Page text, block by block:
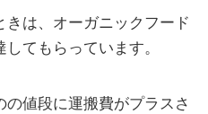
は、オーガニックフード
てもらっています。
値段に運搬費がプラスさ